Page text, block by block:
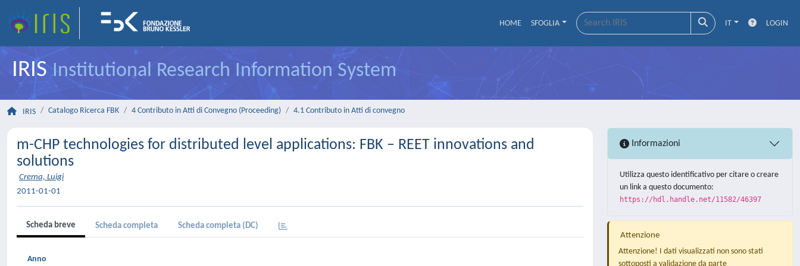
HOME SFOGLIA IT LOGIN
IRISInstitutional Research Information System
IRIS Catalogo Ricerca FBK 4 Contributo in Atti di Convegno (Proceeding) 4.1 Contributo in Atti di convegno
m-CHP technologies for distributed level applications: FBK – REET innovations and
solutions
Crema, Luigi
2011-01-01
Scheda breve Scheda completa Scheda completa (DC)
Anno
Informazioni
Utilizza questo identificativo per citare o creare
un link a questo documento:
https://hdl.handle.net/11582/46397
Attenzione
Attenzione! I dati visualizzati non sono stati
sottoposti a validazione da parte